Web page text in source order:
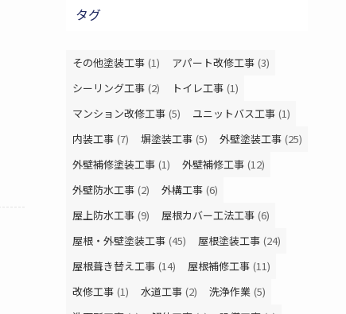
タグ
その他塗装工事 (1) アパート改修工事 (3)
シーリング工事 (2) トイレ工事 (1)
マンション改修工事 (5) ユニットバス工事 (1)
内装工事 (7) 塀塗装工事 (5) 外壁塗装工事 (25)
外壁補修塗装工事 (1) 外壁補修工事 (12)
外壁防水工事 (2) 外構工事 (6)
屋上防水工事 (9) 屋根カバー工法工事 (6)
屋根・外壁塗装工事 (45) 屋根塗装工事 (24)
屋根葺き替え工事 (14) 屋根補修工事 (11)
改修工事 (1) 水道工事 (2) 洗浄作業 (5)